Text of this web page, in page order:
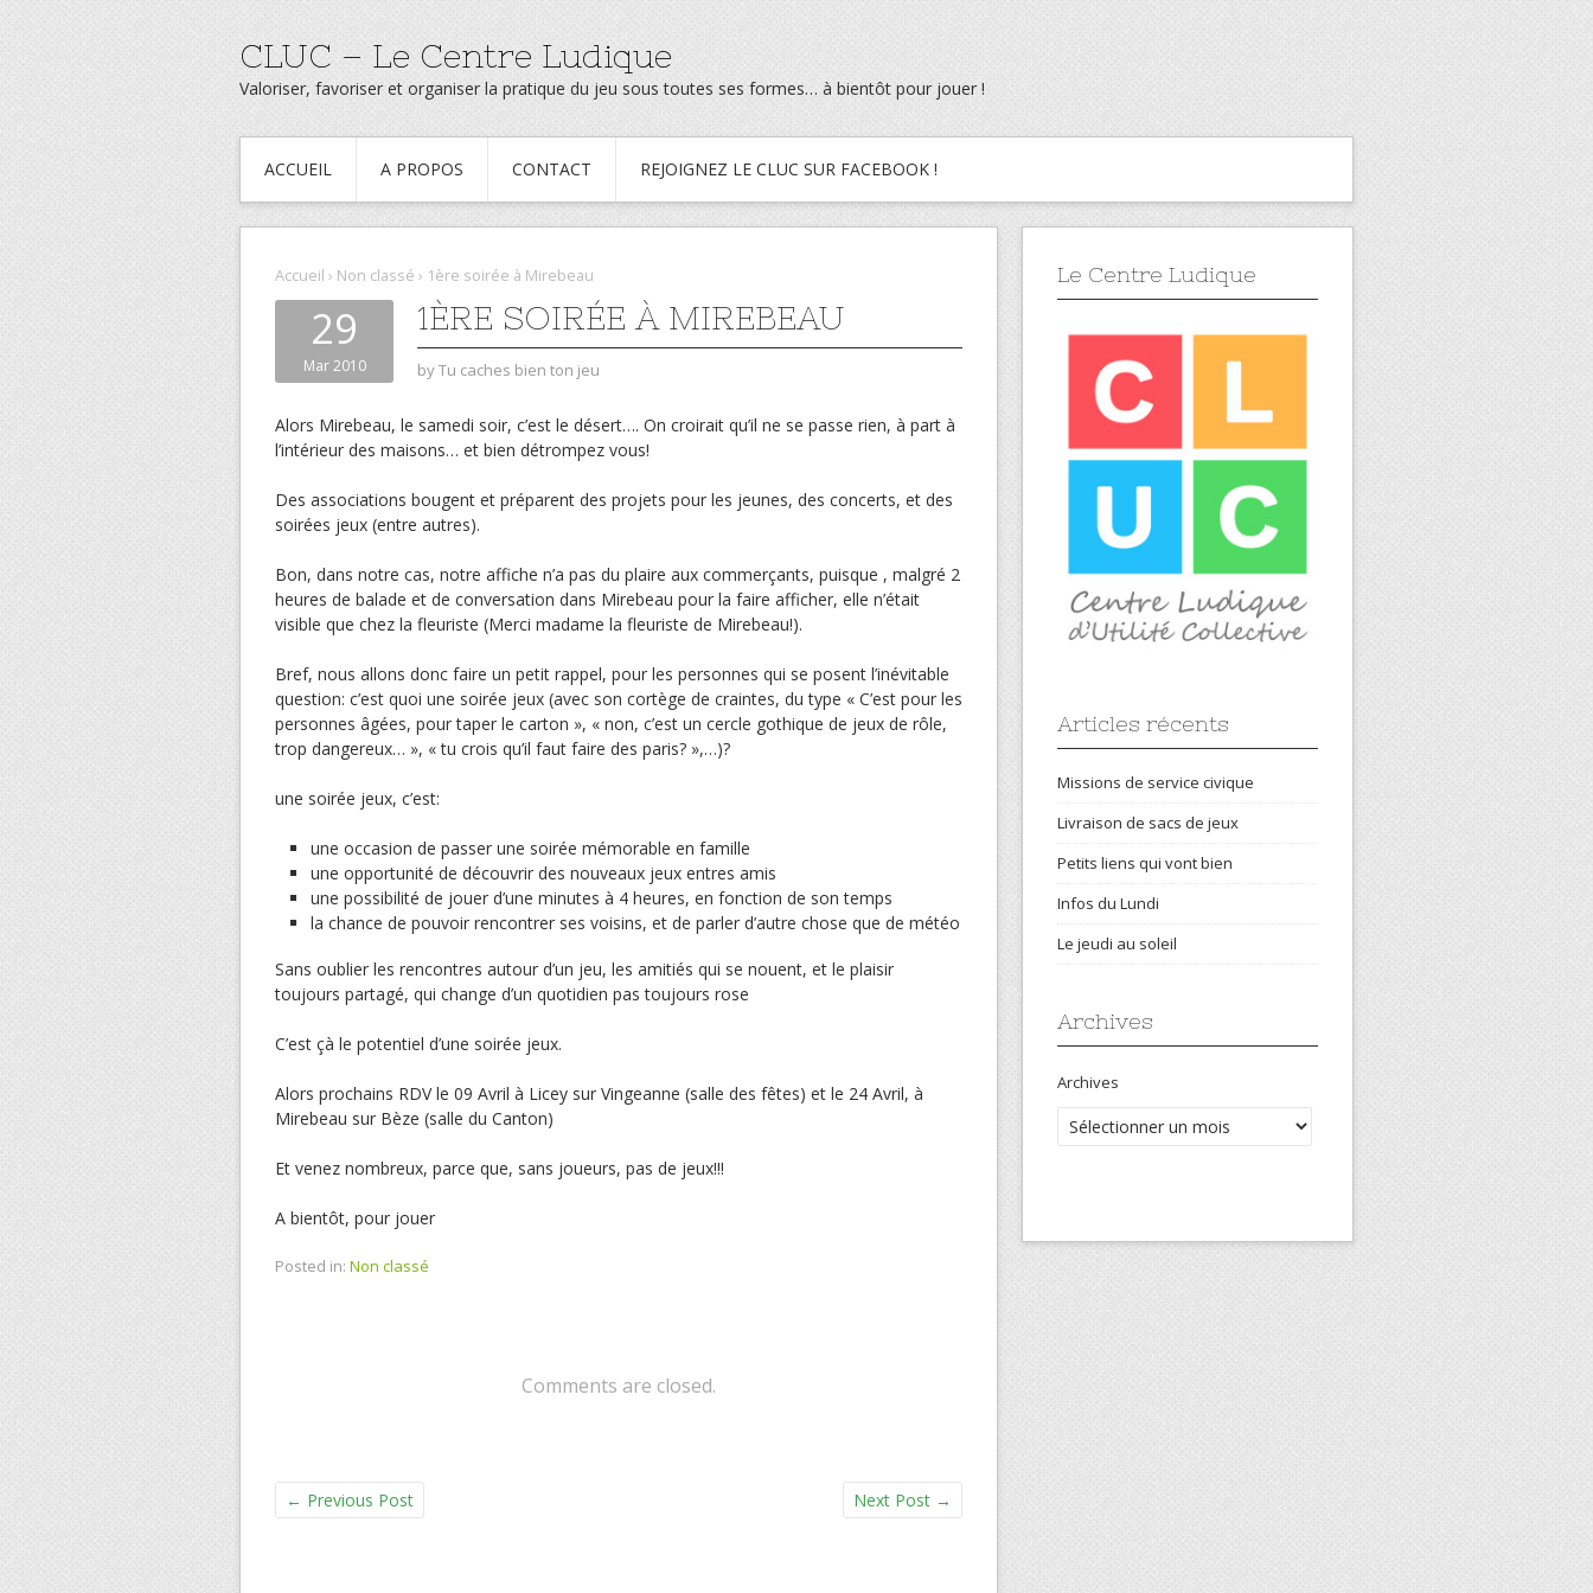
CLUC – Le Centre Ludique
Valoriser, favoriser et organiser la pratique du jeu sous toutes ses formes… à bientôt pour jouer !
ACCUEIL A PROPOS CONTACT REJOIGNEZ LE CLUC SUR FACEBOOK !
Accueil › Non classé › 1ère soirée à Mirebeau
29
Mar 2010
1ÈRE SOIRÉE À MIREBEAU
byTu caches bien ton jeu
Alors Mirebeau, le samedi soir, c’est le désert…. On croirait qu’il ne se passe rien, à part à
l’intérieur des maisons… et bien détrompez vous!
Des associations bougent et préparent des projets pour les jeunes, des concerts, et des
soirées jeux (entre autres).
Bon, dans notre cas, notre affiche n’a pas du plaire aux commerçants, puisque , malgré 2
heures de balade et de conversation dans Mirebeau pour la faire afficher, elle n’était
visible que chez la fleuriste (Merci madame la fleuriste de Mirebeau!).
Bref, nous allons donc faire un petit rappel, pour les personnes qui se posent l’inévitable
question: c’est quoi une soirée jeux (avec son cortège de craintes, du type « C’est pour les
personnes âgées, pour taper le carton », « non, c’est un cercle gothique de jeux de rôle,
trop dangereux… », « tu crois qu’il faut faire des paris? »,…)?
une soirée jeux, c’est:
une occasion de passer une soirée mémorable en famille
une opportunité de découvrir des nouveaux jeux entres amis
une possibilité de jouer d’une minutes à 4 heures, en fonction de son temps
la chance de pouvoir rencontrer ses voisins, et de parler d’autre chose que de météo
Sans oublier les rencontres autour d’un jeu, les amitiés qui se nouent, et le plaisir
toujours partagé, qui change d’un quotidien pas toujours rose
C’est çà le potentiel d’une soirée jeux.
Alors prochains RDV le 09 Avril à Licey sur Vingeanne (salle des fêtes) et le 24 Avril, à
Mirebeau sur Bèze (salle du Canton)
Et venez nombreux, parce que, sans joueurs, pas de jeux!!!
A bientôt, pour jouer
Posted in: Non classé
Comments are closed.
← Previous Post Next Post →
Le Centre Ludique
Articles récents
Missions de service civique
Livraison de sacs de jeux
Petits liens qui vont bien
Infos du Lundi
Le jeudi au soleil
Archives
Archives